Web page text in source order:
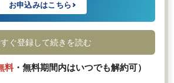
お申込みはこちら
ぐ登録して続きを読む
料・無料期間内はいつでも解約可）